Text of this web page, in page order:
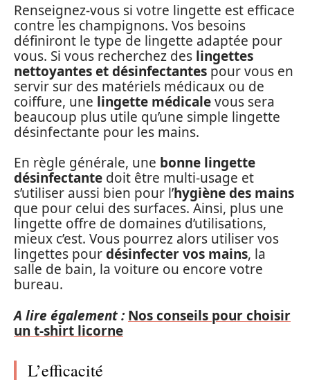
Renseignez-vous si votre lingette est efficace
contre les champignons. Vos besoins
définiront le type de lingette adaptée pour
vous. Si vous recherchez des lingettes
nettoyantes et désinfectantes pour vous en
servir sur des matériels médicaux ou de
coiffure, une lingette médicalevous sera
beaucoup plus utile qu’une simple lingette
désinfectante pour les mains.
En règle générale, une bonne lingette
désinfectante doit être multi-usage et
s’utiliser aussi bien pour l’hygiène des mains
que pour celui des surfaces. Ainsi, plus une
lingette offre de domaines d’utilisations,
mieux c’est. Vous pourrez alors utiliser vos
lingettes pourdésinfecter vos mains, la
salle de bain, la voiture ou encore votre
bureau.
A lire également : Nos conseils pour choisir
un t-shirt licorne
L’efficacité